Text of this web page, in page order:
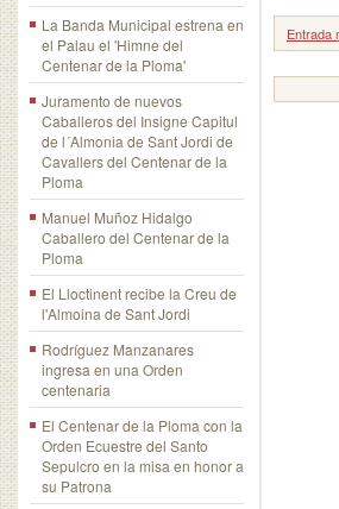
La Banda Municipal estrena en
el Palau el 'Himne del
Centenar de la Ploma'
Juramento de nuevos
Caballeros del Insigne Capitul
de l´Almonia de Sant Jordi de
Cavallers del Centenar de la
Ploma
Manuel Muñoz Hidalgo
Caballero del Centenar de la
Ploma
El Lloctinent recibe la Creu de
l'Almoina de Sant Jordi
Rodríguez Manzanares
ingresa en una Orden
centenaria
El Centenar de la Ploma con la
Orden Ecuestre del Santo
Sepulcro en la misa en honor a
su Patrona
Entrada